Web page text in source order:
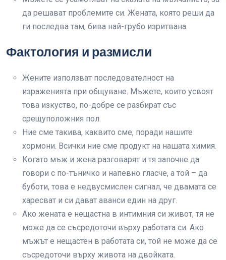
да решават проблемите си. Жената, която реши да
ги последва там, бива най-грубо изритвана.
Фактология и размисли
Жените използват последователност на
израженията при общуване. Мъжете, които усвоят
това изкуство, по-добре се разбират със
срещуположния пол.
Ние сме такива, каквито сме, поради нашите
хормони. Всички ние сме продукт на нашата химия.
Когато мъж и жена разговарят и тя започне да
говори с по-тъничко и напевно гласче, а той – да
буботи, това е недвусмислен сигнал, че двамата се
харесват и си дават аванси един на друг.
Ако жената е нещастна в интимния си живот, тя не
може да се съсредоточи върху работата си. Ако
мъжът е нещастен в работата си, той не може да се
съсредоточи върху живота на двойката.